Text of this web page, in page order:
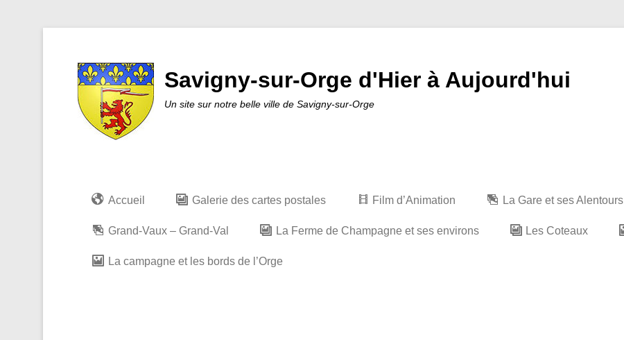
Savigny-sur-Orge d'Hier à Aujourd'hui
Un site sur notre belle ville de Savigny-sur-Orge
Accueil Galerie des cartes postales Film d’Animation La Gare et ses Alentours
Grand-Vaux – Grand-Val La Ferme de Champagne et ses environs Les Coteaux
La campagne et les bords de l’Orge